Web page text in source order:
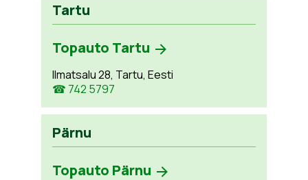
Tartu
Topauto Tartu
Ilmatsalu 28, Tartu, Eesti
☎ 742 5797
Pärnu
Topauto Pärnu